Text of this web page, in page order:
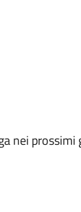
nei